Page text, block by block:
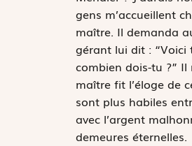
gens m’accueillent
maître. Il demanda
gérant lui dit : “Voici
combien dois-tu ?”
maître fit l’éloge de
sont plus habiles
avec l’argent
demeures éternelles.